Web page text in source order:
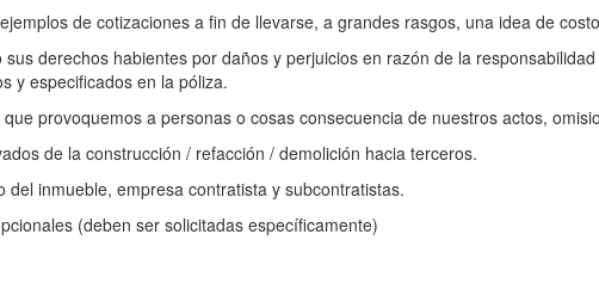
de cotizaciones a fin de llevarse, a grandes rasgos, una idea de
derechos habientes por daños y perjuicios en razón de la
y especificados en la póliza.
provoquemos a personas o cosas consecuencia de nuestros actos,
de la construcción / refacción / demolición hacia terceros.
inmueble, empresa contratista y subcontratistas.
(deben ser solicitadas específicamente)